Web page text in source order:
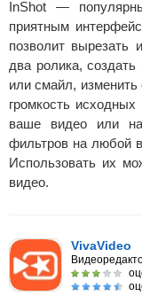
InShot —
приятным
позволит вырезать
два ролика,
или смайл, изменить
громкость
ваше видео или
фильтров на любой
Использовать их
видео.
VivaVideo